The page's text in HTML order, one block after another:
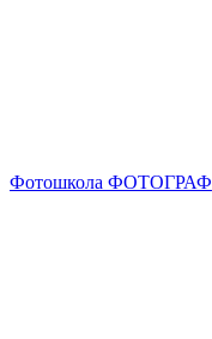
Фотошкола ФОТОГРАФ